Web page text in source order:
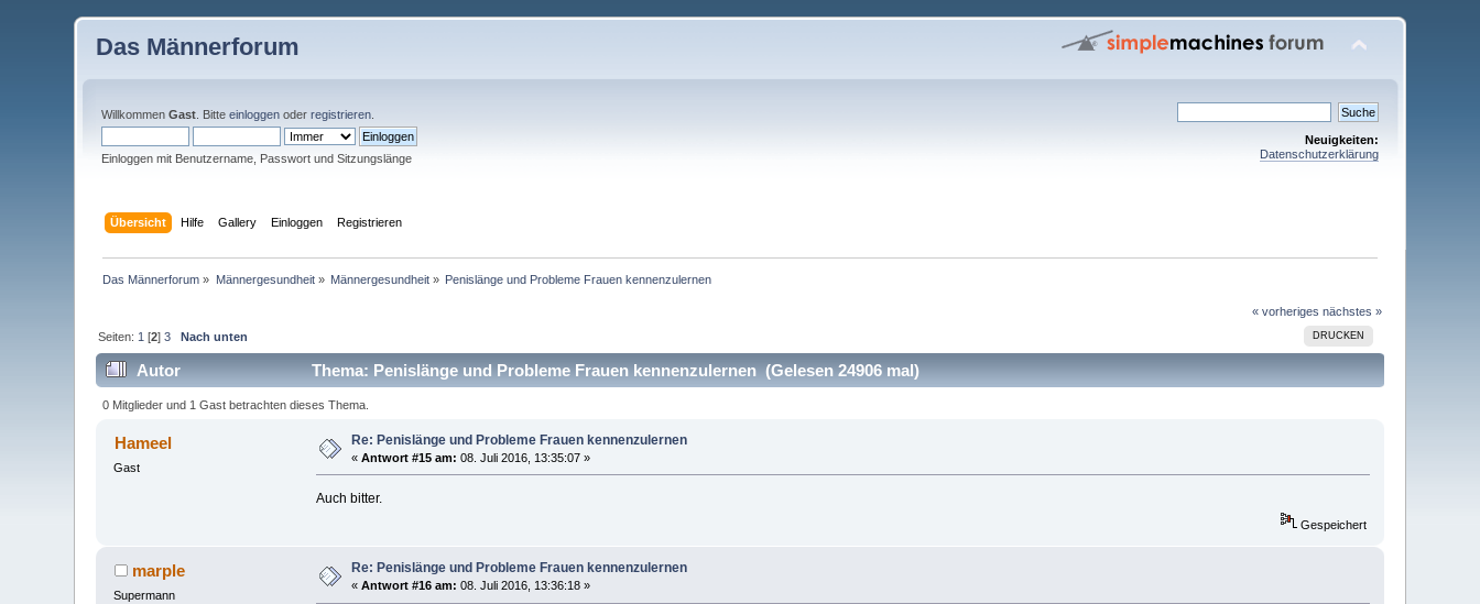
Das Männerforum
WillkommenGast . Bitteeinloggen oderregistrieren
Einloggen mit Benutzername, Passwort und Sitzungslänge
Neuigkeiten:
Datenschutzerklärung
Übersicht Hilfe Gallery Einloggen Registrieren
Das Männerforum » Männergesundheit» Männergesundheit » Penislänge und Probleme Frauen kennenzulernen
« vorheriges nächstes »
DRUCKEN
Seiten: 1 [2]3 Nach unten
Autor Thema: Penislänge und Probleme Frauen kennenzulernen (Gelesen 24906 mal)
0 Mitglieder und 1 Gast betrachten dieses Thema.
Hameel
Gast
Re: Penislänge und Probleme Frauen kennenzulernen
«Antwort #15 am: 08. Juli 2016, 13:35:07 »
Auch bitter.
Gespeichert
marple
Supermann
Re: Penislänge und Probleme Frauen kennenzulernen
«Antwort #16 am: 08. Juli 2016, 13:36:18 »